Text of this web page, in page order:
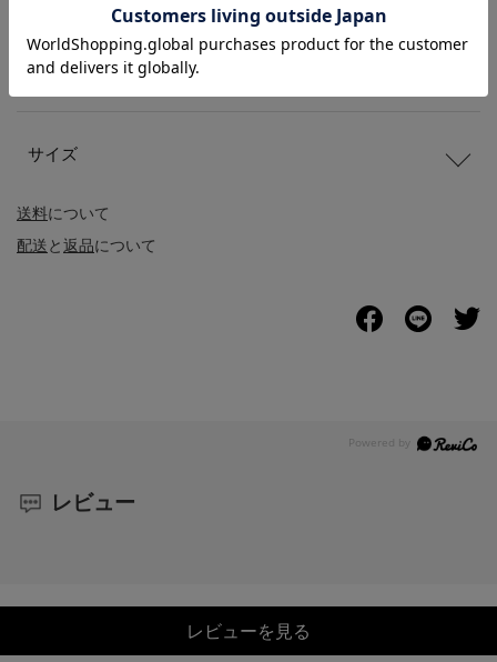
送料について
配送と返品について
商品詳細
サイズ
レビュー
レビューを見る